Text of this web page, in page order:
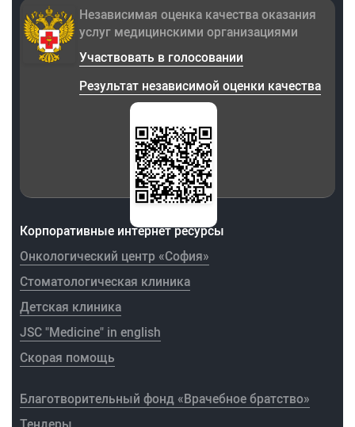
Корпоративные интернет ресурсы
Онкологический центр «София»
Стоматологическая клиника
Детская клиника
JSC "Medicine" in english
Скорая помощь
Благотворительный фонд «Врачебное братство»
Независимая оценка качества оказания
услуг медицинскими организациями
Участвовать в голосовании
Результат независимой оценки качества